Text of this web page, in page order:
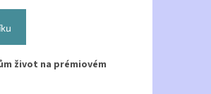
život na prémiovém